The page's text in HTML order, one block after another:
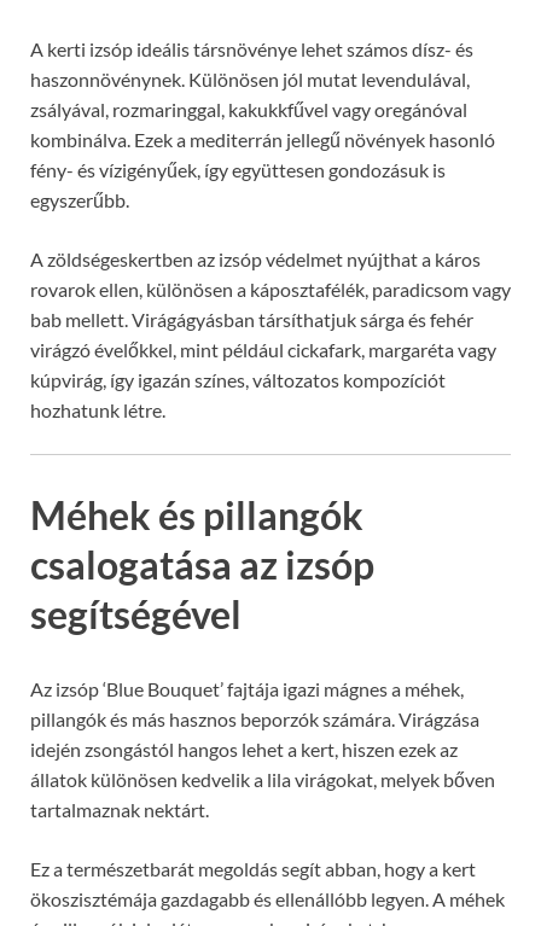
A kerti izsóp ideális társnövénye lehet számos dísz- és
haszonnövénynek. Különösen jól mutat levendulával,
zsályával, rozmaringgal, kakukkfűvel vagy oregánóval
kombinálva. Ezek a mediterrán jellegű növények hasonló
fény- és vízigényűek, így együttesen gondozásuk is
egyszerűbb.
A zöldségeskertben az izsóp védelmet nyújthat a káros
rovarok ellen, különösen a káposztafélék, paradicsom vagy
bab mellett. Virágágyásban társíthatjuk sárga és fehér
virágzó évelőkkel, mint például cickafark, margaréta vagy
kúpvirág, így igazán színes, változatos kompozíciót
hozhatunk létre.
Méhek és pillangók
csalogatása az izsóp
segítségével
Az izsóp ‘Blue Bouquet’ fajtája igazi mágnes a méhek,
pillangók és más hasznos beporzók számára. Virágzása
idején zsongástól hangos lehet a kert, hiszen ezek az
állatok különösen kedvelik a lila virágokat, melyek bőven
tartalmaznak nektárt.
Ez a természetbarát megoldás segít abban, hogy a kert
ökoszisztémája gazdagabb és ellenállóbb legyen. A méhek